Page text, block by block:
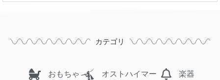
カテゴリ
おもちゃ オストハイマー
楽器